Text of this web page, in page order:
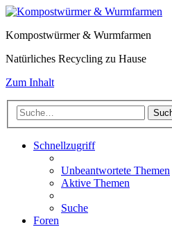
Kompostwürmer & Wurmfarmen
Natürliches Recycling zu Hause
Zum Inhalt
Schnellzugriff
Unbeantwortete Themen
Aktive Themen
Suche
Foren